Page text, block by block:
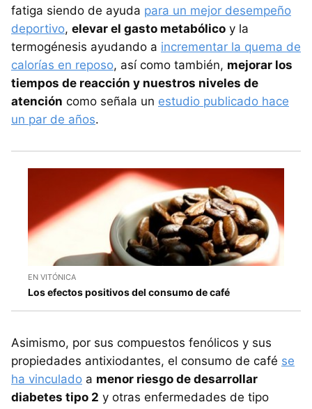
fatiga siendo de ayuda para un mejor desempeño
deportivo, elevar el gasto metabólico y la
termogénesis ayudando a incrementar la quema de
calorías en reposo, así como también, mejorar los
tiempos de reacción y nuestros niveles de
atención como señala un estudio publicado hace
un par de años.
EN VITÓNICA
Los efectos positivos del consumo de café
Asimismo, por sus compuestos fenólicos y sus
propiedades antixiodantes, el consumo de café se
ha vinculado a menor riesgo de desarrollar
diabetes tipo 2 y otras enfermedades de tipo